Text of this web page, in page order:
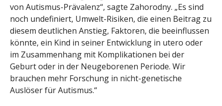
von Autismus-Prävalenz“, sagte Zahorodny. „Es sind
noch undefiniert, Umwelt-Risiken, die einen Beitrag zu
diesem deutlichen Anstieg, Faktoren, die beeinflussen
könnte, ein Kind in seiner Entwicklung in utero oder
im Zusammenhang mit Komplikationen bei der
Geburt oder in der Neugeborenen Periode. Wir
brauchen mehr Forschung in nicht-genetische
Auslöser für Autismus.“